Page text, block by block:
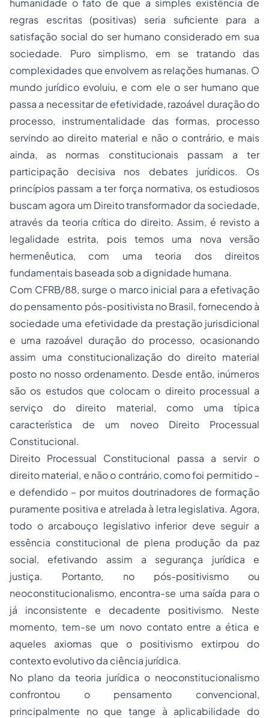
humanidade o fato de que a simples existência de
regras escritas (positivas) seria suficiente para a
satisfação social do ser humano considerado em sua
sociedade. Puro simplismo, em se tratando das
complexidades que envolvem as relações humanas. O
mundo jurídico evoluiu, e com ele o ser humano que
passa a necessitar de efetividade, razoável duração do
processo, instrumentalidade das formas, processo
servindo ao direito material e não o contrário, e mais
ainda, as normas constitucionais passam a ter
participação decisiva nos debates jurídicos. Os
princípios passam a ter força normativa, os estudiosos
buscam agora um Direito transformador da sociedade,
através da teoria crítica do direito. Assim, é revisto a
legalidade estrita, pois temos uma nova versão
hermenêutica, com uma teoria dos direitos
fundamentais baseada sob a dignidade humana.
Com CFRB/88, surge o marco inicial para a efetivação
do pensamento pós-positivista no Brasil, fornecendo à
sociedade uma efetividade da prestação jurisdicional
e uma razoável duração do processo, ocasionando
assim uma constitucionalização do direito material
posto no nosso ordenamento. Desde então, inúmeros
são os estudos que colocam o direito processual a
serviço do direito material, como uma típica
característica de um noveoDireito Processual
Constitucional.
Direito Processual Constitucional passa a servir o
direito material, e não o contrário, como foi permitido –
e defendido – por muitos doutrinadores de formação
puramente positiva e atrelada à letra legislativa. Agora,
todo o arcabouço legislativo inferior deve seguir a
essência constitucional de plena produção da paz
social, efetivando assim a segurança jurídica e
justiça. Portanto, no pós-positivismo ou
neoconstitucionalismo, encontra-se uma saída para o
já inconsistente e decadente positivismo. Neste
momento, tem-se um novo contato entre a ética e
aqueles axiomas que o positivismo extirpou do
contexto evolutivo da ciência jurídica.
No plano da teoria jurídica o neoconstitucionalismo
confrontou o pensamento convencional,
principalmente no que tange à aplicabilidade do